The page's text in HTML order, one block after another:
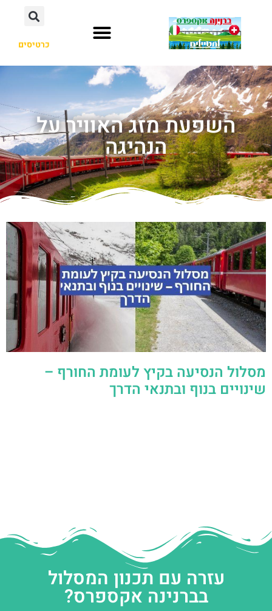
כרטיסים
השפעת מזג האוויר על
הנהיגה
מסלול הנסיעה בקיץ לעומת החורף –
שינויים בנוף ובתנאי הדרך
עזרה עם תכנון המסלול
בברנינה אקספרס?